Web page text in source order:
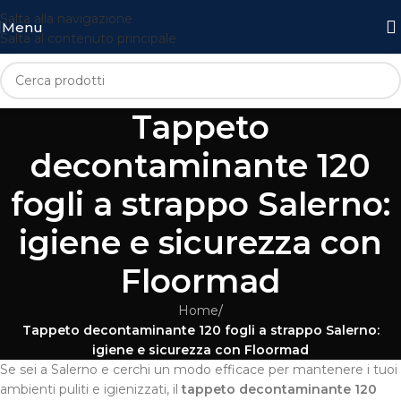
Salta alla navigazione
Salta al contenuto principale
Menu
Tappeto
decontaminante 120
fogli a strappo Salerno:
igiene e sicurezza con
Floormad
Home/
Tappeto decontaminante 120 fogli a strappo Salerno:
igiene e sicurezza con Floormad
Se sei a Salerno e cerchi un modo efficace per mantenere i tuoi
ambienti puliti e igienizzati, iltappeto decontaminante 120